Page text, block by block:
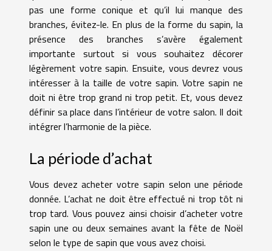
pas une forme conique et qu’il lui manque des
branches, évitez-le. En plus de la forme du sapin, la
présence des branches s’avère également
importante surtout si vous souhaitez décorer
légèrement votre sapin. Ensuite, vous devrez vous
intéresser à la taille de votre sapin. Votre sapin ne
doit ni être trop grand ni trop petit. Et, vous devez
définir sa place dans l’intérieur de votre salon. Il doit
intégrer l’harmonie de la pièce.
La période d’achat
Vous devez acheter votre sapin selon une période
donnée. L’achat ne doit être effectué ni trop tôt ni
trop tard. Vous pouvez ainsi choisir d’acheter votre
sapin une ou deux semaines avant la fête de Noël
selon le type de sapin que vous avez choisi.